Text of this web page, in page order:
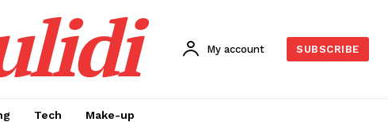
My account SUBSCRIBE
Tech Make-up